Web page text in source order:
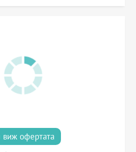
виж офертата